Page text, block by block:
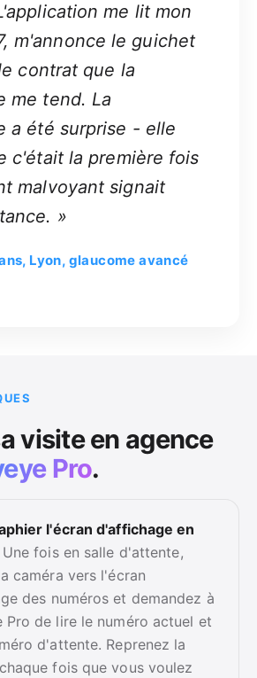
me lit mon
m'annonce le guichet
contrat que la
me tend. La
a été surprise - elle
c'était la première fois
malvoyant signait
»
Lyon, glaucome avancé
visite en agence
Pro.
l'écran d'affichage en
Une fois en salle d'attente,
caméra vers l'écran
des numéros et demandez à
Pro de lire le numéro actuel et
d'attente. Reprenez la
fois que vous voulez